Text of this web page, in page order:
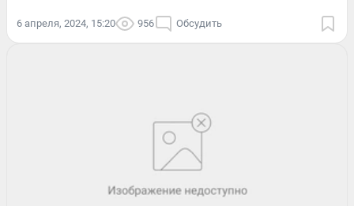
6 апреля, 2024, 15:20 956 Обсудить